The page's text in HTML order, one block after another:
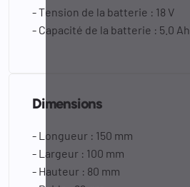
- Tension de la batterie : 18 V
- Capacité de la batterie : 5.0 Ah
Dimensions
- Longueur : 150 mm
- Largeur : 100 mm
- Hauteur : 80 mm